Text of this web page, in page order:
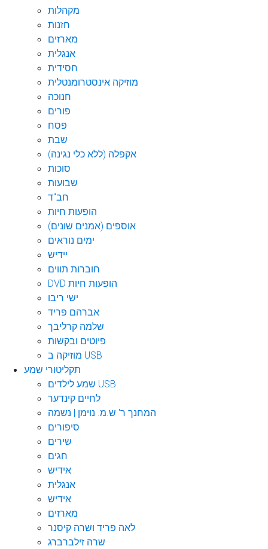
מקהלות
חזנות
מארזים
אנגלית
חסידית
מוזיקה אינסטרומנטלית
חנוכה
פורים
פסח
שבת
אקפלה (ללא כלי נגינה)
סוכות
שבועות
חב"ד
הופעות חיות
אוספים (אמנים שונים)
ימים נוראים
יידיש
חוברות תווים
DVD הופעות חיות
ישי ריבו
אברהם פריד
שלמה קרליבך
פיוטים ובקשות
מוזיקה ב USB
תקליטורי שמע
שמע לילדים USB
לחיים קינדער
המחנך ר' ש.מ. נוימן | נשמה
סיפורים
שירים
חגים
אידיש
אנגלית
אידיש
מארזים
לאה פריד ושרה קיסנר
שרה זילברברג